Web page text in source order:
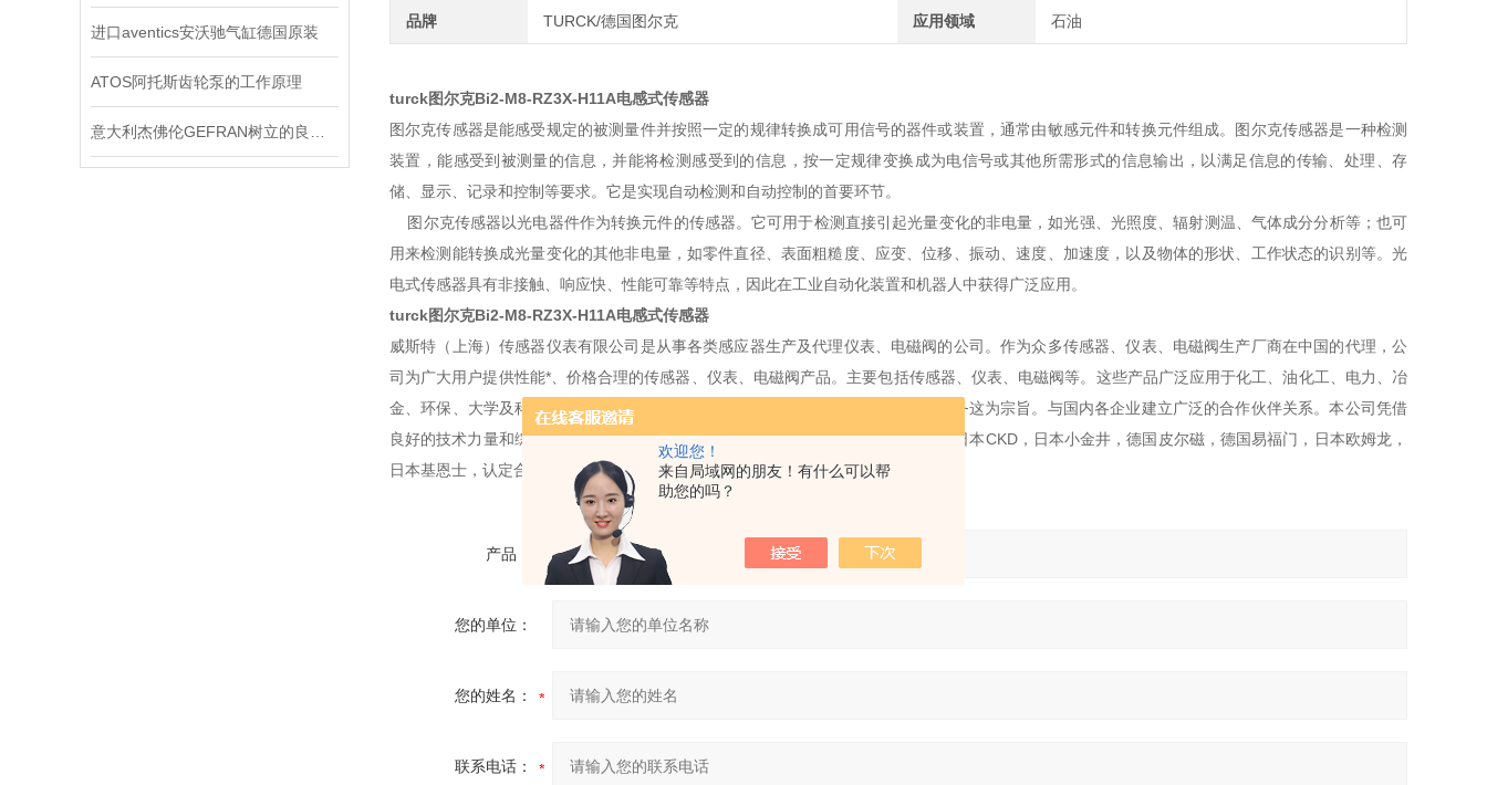
欢迎您！
来自局域网的朋友！有什么可以帮
助您的吗？
进口aventics安沃驰气缸德国原装
ATOS阿托斯齿轮泵的工作原理
品牌 TURCK/德国图尔克 应用领域 石油
turck图尔克Bi2-M8-RZ3X-H11A电感式传感器
图尔克传感器是能感受规定的被测量件并按照一定的规律转换成可用信号的器件或装置，通常由敏感元件和转换元件组成。图尔克传感器是一种检测
装置，能感受到被测量的信息，并能将检测感受到的信息，按一定规律变换成为电信号或其他所需形式的信息输出，以满足信息的传输、处理、存
储、显示、记录和控制等要求。它是实现自动检测和自动控制的首要环节。
图尔克传感器以光电器件作为转换元件的传感器。它可用于检测直接引起光量变化的非电量，如光强、光照度、辐射测温、气体成分分析等；也可
用来检测能转换成光量变化的其他非电量，如零件直径、表面粗糙度、应变、位移、振动、速度、加速度，以及物体的形状、工作状态的识别等。光
电式传感器具有非接触、响应快、性能可靠等特点，因此在工业自动化装置和机器人中获得广泛应用。
turck图尔克Bi2-M8-RZ3X-H11A电感式传感器
威斯特（上海）传感器仪表有限公司是从事各类感应器生产及代理仪表、电磁阀的公司。作为众多传感器、仪表、电磁阀生产厂商在中国的代理，公
司为广大用户提供性能*、价格合理的传感器、仪表、电磁阀产品。主要包括传感器、仪表、电磁阀等。这些产品广泛应用于化工、油化工、电力、冶
金、环保、大学及科研机构。可满足不用户的不同产品需求。公司以保证良好的服务这为宗旨。与国内各企业建立广泛的合作伙伴关系。本公司凭借
良好的技术力量和综合实力，已被德国宝帝，德国费斯托，韩国YPC，日本SMC，日本CKD，日本小金井，德国皮尔磁，德国易福门，日本欧姆龙，
日本基恩士，认定合作伙伴。
产品：
您的单位：
您的姓名：
联系电话：